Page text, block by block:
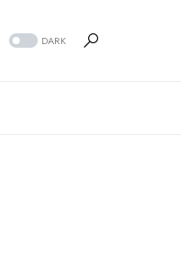
DARK